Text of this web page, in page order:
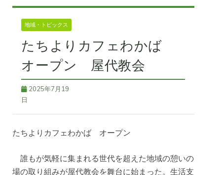
地域・トピックス
たちよりカフェわかば
オープン 屋代教会
2025年7月19
日
たちよりカフェわかば オープン
誰もが気軽に集まれる世代を超えた地域の憩いの
場の取り組みが屋代教会を舞台に始まった。生活支